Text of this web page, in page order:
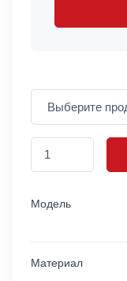
Модель
Материал